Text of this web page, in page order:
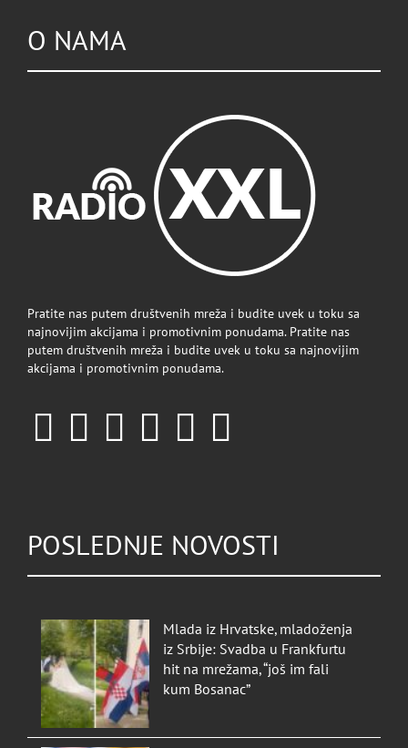
O NAMA
Pratite nas putem društvenih mreža i budite uvek u toku sa
najnovijim akcijama i promotivnim ponudama. Pratite nas
putem društvenih mreža i budite uvek u toku sa najnovijim
akcijama i promotivnim ponudama.
POSLEDNJE NOVOSTI
Mlada iz Hrvatske, mladoženja
iz Srbije: Svadba u Frankfurtu
hit na mrežama, “još im fali
kum Bosanac”